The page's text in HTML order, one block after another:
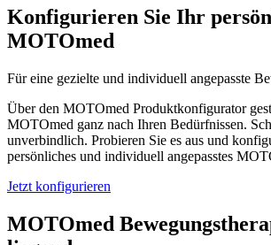
Konfigurieren Sie Ihr
MOTOmed
Für eine gezielte und individuell angepasste
Über den MOTOmed Produktkonfigurator
MOTOmed ganz nach Ihren Bedürfnissen.
unverbindlich. Probieren Sie es aus und
persönliches und individuell angepasstes
Jetzt konfigurieren
MOTOmed